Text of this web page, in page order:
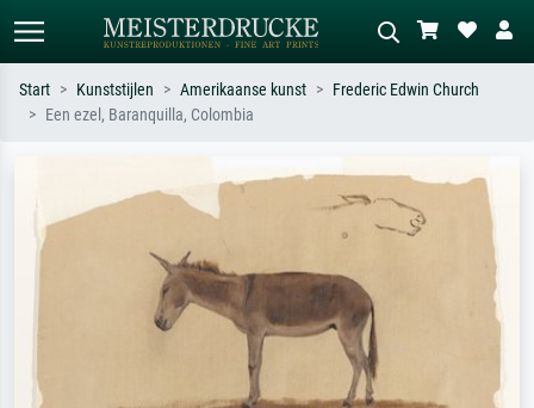
Zoek op kunstenaar, titel of stijl – bijv.
Monet, Sterrennacht, impressionisme,
Beschrijf de scène – bijv. groene
weide, abstract met veel rood, donker
olieverfschilderij, staand naakt naast
Start Kunststijlen Amerikaanse kunst
Frederic Edwin Church
Een ezel, Baranquilla, Colombia